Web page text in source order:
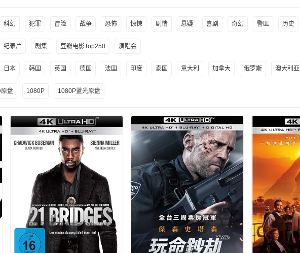
科幻 犯罪 冒险 战争 恐怖 惊悚 剧情 悬疑 喜剧 奇幻 警匪 历史
纪录片 剧集 豆瓣电影Top250 演唱会
日本 韩国 英国 德国 法国 印度 泰国 意大利 加拿大 俄罗斯 澳大利亚
盘 1080P 1080P蓝光原盘